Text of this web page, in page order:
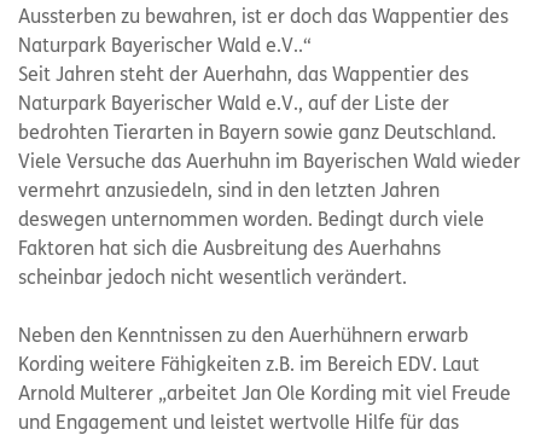
Aussterben zu bewahren, ist er doch das Wappentier des
Naturpark Bayerischer Wald e.V..“
Seit Jahren steht der Auerhahn, das Wappentier des
Naturpark Bayerischer Wald e.V., auf der Liste der
bedrohten Tierarten in Bayern sowie ganz Deutschland.
Viele Versuche das Auerhuhn im Bayerischen Wald wieder
vermehrt anzusiedeln, sind in den letzten Jahren
deswegen unternommen worden. Bedingt durch viele
Faktoren hat sich die Ausbreitung des Auerhahns
scheinbar jedoch nicht wesentlich verändert.
Neben den Kenntnissen zu den Auerhühnern erwarb
Kording weitere Fähigkeiten z.B. im Bereich EDV. Laut
Arnold Multerer „arbeitet Jan Ole Kording mit viel Freude
und Engagement und leistet wertvolle Hilfe für das